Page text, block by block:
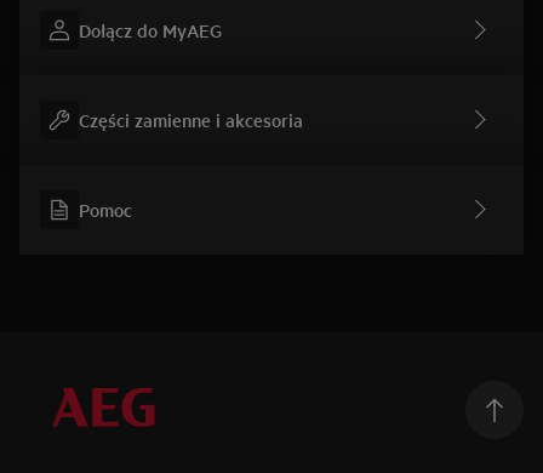
Dołącz do MyAEG
Części zamienne i akcesoria
Pomoc